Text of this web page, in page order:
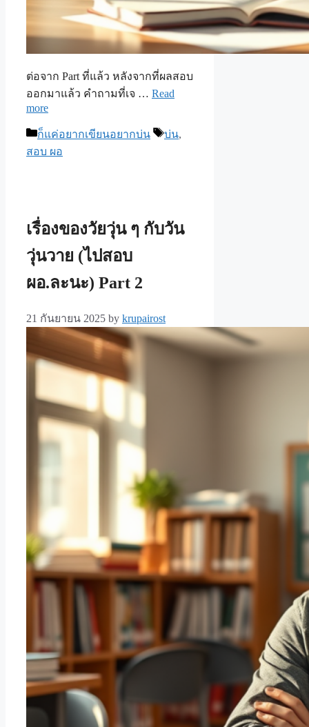
ต่อจาก Part ที่แล้ว หลังจากที่ผลสอบ
ออกมาแล้ว คำถามที่เจ … Read
more
Categories
ก็แค่อยากเขียนอยากบ่น Tags
บ่น,
สอบ ผอ
เรื่องของวัยวุ่น ๆ กับวัน
วุ่นวาย (ไปสอบ
ผอ.ละนะ) Part 2
21 กันยายน 2025 by krupairost